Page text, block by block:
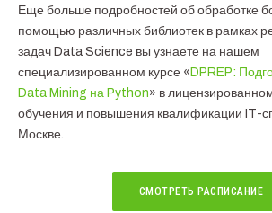
Еще больше подробностей об обработке
помощью различных библиотек в рамках
задач Data Science вы узнаете на нашем
специализированном курсе «DPREP:
Data Mining на Python» в
обучения и повышения квалификации IT-
Москве.
СМОТРЕТЬ РАСПИСАНИЕ